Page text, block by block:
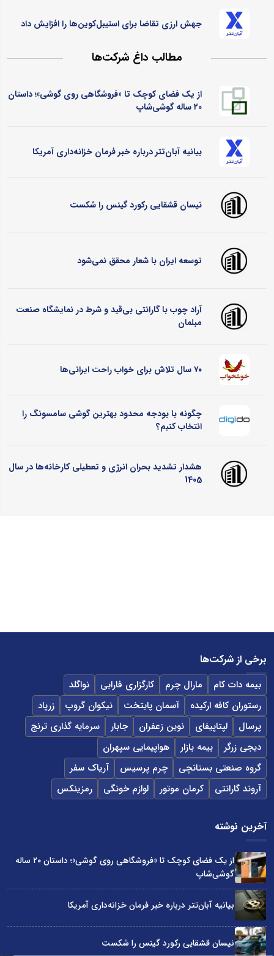
جهش ارزی تقاضا برای استیبل‌کوین‌ها را افزایش داد
مطالب داغ شرکت‌ها
از یک فضای کوچک تا «فروشگاهی روی گوشی»؛ داستان
۲۰ ساله گوشی‌شاپ
بیانیه آبان‌تتر درباره خبر فرمان خزانه‌داری آمریکا
نیسان قشقایی رکورد گینس را شکست
توسعه ایران با شعار محقق نمی‌شود
آراد چوب با گارانتی بی‌قید و شرط در نمایشگاه صنعت
مبلمان
۷۰ سال تلاش برای خواب راحت ایرانی‌ها
چگونه با بودجه محدود بهترین گوشی سامسونگ را
انتخاب کنیم؟
هشدار تشدید بحران انرژی و تعطیلی کارخانه‌ها در سال
1405
برخی از شرکت‌ها
بیمه دات کام مارال چرم کارگزاری فارابی
نواگلد
رستوران کافه ارکیده
آسمان پایتخت نیکوان گروپ
زرپاد
پرسال
لپتاپیفای نوین زعفران جابار
سرمایه گذاری ترنج
دیجی زرگر
بیمه بازار
هواپیمایی سپهران
گروه صنعتی بستانچی
چرم پرسیس
آریاک سفر
آروند گارانتی
کرمان موتور لوازم خونگی رمزینکس
آخرین نوشته
از یک فضای کوچک تا «فروشگاهی روی گوشی»؛ داستان ۲۰ ساله
گوشی‌شاپ
بیانیه آبان‌تتر درباره خبر فرمان خزانه‌داری آمریکا
نیسان قشقایی رکورد گینس را شکست